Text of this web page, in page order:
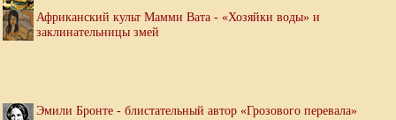
Африканский культ Мамми Вата - «Хозяйки воды» и
заклинательницы змей
Эмили Бронте - блистательный автор «Грозового перевала»